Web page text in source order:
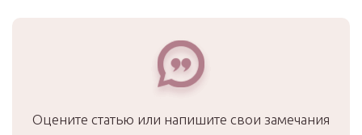
Оцените статью или напишите свои замечания